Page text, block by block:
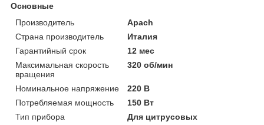
Основные
Производитель
Apach
Страна производитель
Италия
Гарантийный срок
12 мес
Максимальная скорость
вращения
320 об/мин
Номинальное напряжение
220 В
Потребляемая мощность
150 Вт
Тип прибора
Для цитрусовых